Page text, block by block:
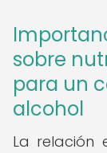
sobre
para un
alcohol
La relación